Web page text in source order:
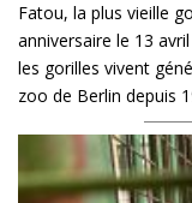
Fatou, la plus vieille
anniversaire le 13
les gorilles vivent
zoo de Berlin depuis